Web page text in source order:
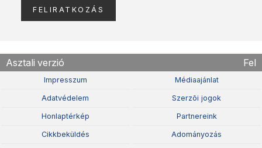
Asztali verzió Fel
Impresszum Médiaajánlat
Adatvédelem Szerzõi jogok
Honlaptérkép Partnereink
Cikkbeküldés Adományozás